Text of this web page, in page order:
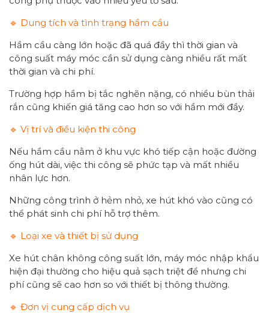
🔹 Dung tích và tình trạng hầm cầu
Hầm cầu càng lớn hoặc đã quá đầy thì thời gian và
công suất máy móc cần sử dụng càng nhiều rất mất
thời gian và chi phí.
Trường hợp hầm bị tắc nghẽn nặng, có nhiều bùn thải
rắn cũng khiến giá tăng cao hơn so với hầm mới đầy.
🔹 Vị trí và điều kiện thi công
Nếu hầm cầu nằm ở khu vực khó tiếp cận hoặc đường
ống hút dài, việc thi công sẽ phức tạp và mất nhiều
nhân lực hơn.
Những công trình ở hẻm nhỏ, xe hút khó vào cũng có
thể phát sinh chi phí hỗ trợ thêm.
🔹 Loại xe và thiết bị sử dụng
Xe hút chân không công suất lớn, máy móc nhập khẩu
hiện đại thường cho hiệu quả sạch triệt để nhưng chi
phí cũng sẽ cao hơn so với thiết bị thông thường.
🔹 Đơn vị cung cấp dịch vụ